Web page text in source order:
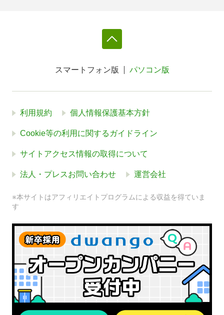
スマートフォン版 パソコン版
利用規約 個人情報保護基本方針
Cookie等の利用に関するガイドライン
サイトアクセス情報の取得について
法人・プレスお問い合わせ 運営会社
※本サイトはアフィリエイトプログラムによる収益を得ていま
す